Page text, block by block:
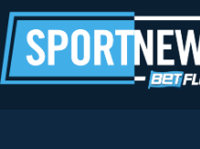
al
contenuto